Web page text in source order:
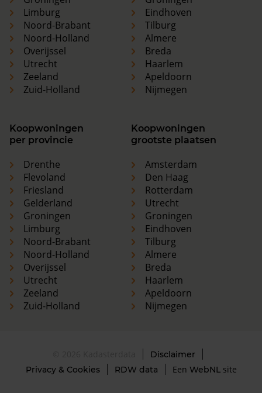
Limburg
Noord-Brabant
Noord-Holland
Overijssel
Utrecht
Zeeland
Zuid-Holland
Eindhoven
Tilburg
Almere
Breda
Haarlem
Apeldoorn
Nijmegen
Koopwoningen
per provincie
Drenthe
Flevoland
Friesland
Gelderland
Groningen
Limburg
Noord-Brabant
Noord-Holland
Overijssel
Utrecht
Zeeland
Zuid-Holland
Koopwoningen
grootste plaatsen
Amsterdam
Den Haag
Rotterdam
Utrecht
Groningen
Eindhoven
Tilburg
Almere
Breda
Haarlem
Apeldoorn
Nijmegen
Disclaimer
Privacy & Cookies
RDW data Een WebNLsite